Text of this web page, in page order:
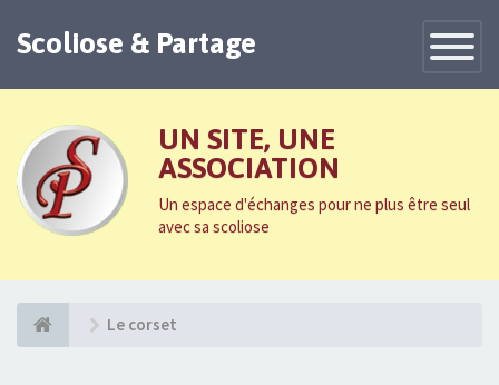
Toggle
Scoliose & Partage
UN SITE, UNE
ASSOCIATION
Un espace d'échanges pour ne plus être seul
avec sa scoliose
Le corset